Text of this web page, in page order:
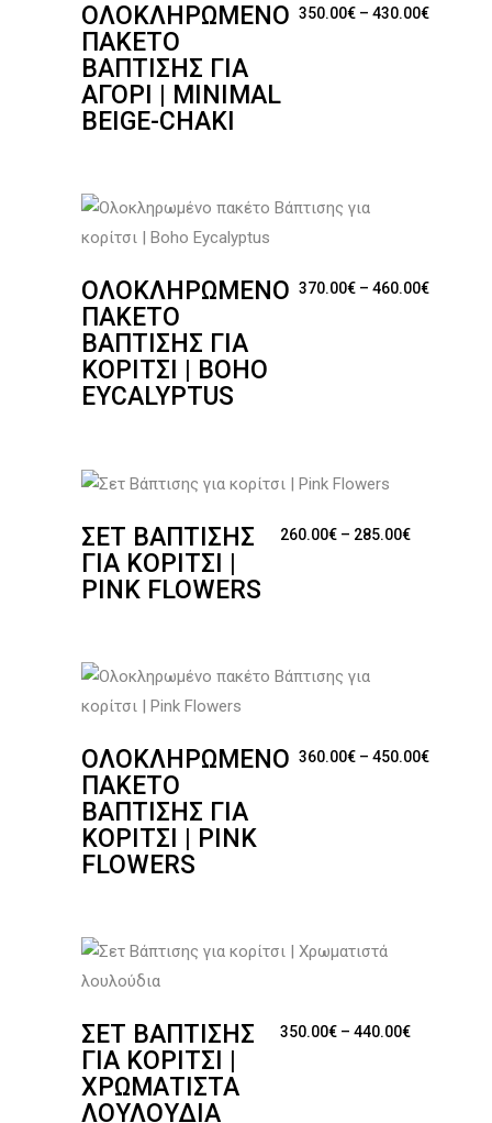
ΟΛΟΚΛΗΡΩΜΈΝΟ
ΠΑΚΈΤΟ
ΒΆΠΤΙΣΗΣ ΓΙΑ
ΑΓΌΡΙ | MINIMAL
BEIGE-CHAKI
350.00€ – 430.00€Price
ΟΛΟΚΛΗΡΩΜΈΝΟ
ΠΑΚΈΤΟ
ΒΆΠΤΙΣΗΣ ΓΙΑ
ΚΟΡΊΤΣΙ | BOHO
EYCALYPTUS
370.00€ – 460.00€Price
ΣΕΤ ΒΆΠΤΙΣΗΣ
ΓΙΑ ΚΟΡΊΤΣΙ |
PINK FLOWERS
260.00€ – 285.00€Price
ΟΛΟΚΛΗΡΩΜΈΝΟ
ΠΑΚΈΤΟ
ΒΆΠΤΙΣΗΣ ΓΙΑ
ΚΟΡΊΤΣΙ | PINK
FLOWERS
360.00€ – 450.00€Price
ΣΕΤ ΒΆΠΤΙΣΗΣ
ΓΙΑ ΚΟΡΊΤΣΙ |
ΧΡΩΜΑΤΙΣΤΆ
ΛΟΥΛΟΎΔΙΑ
350.00€ – 440.00€Price